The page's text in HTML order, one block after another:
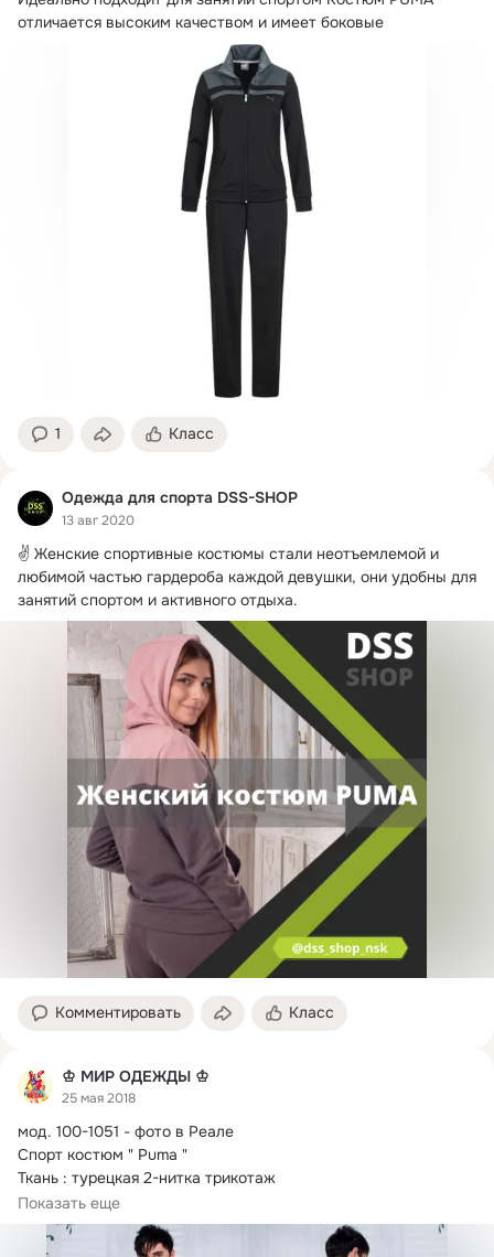
отличается высоким качеством и имеет боковые
1 Класс
Одежда для спорта DSS-SHOP
13 авг 2020
✌ Женские спортивные костюмы стали неотъемлемой и
любимой частью гардероба каждой девушки, они удобны для
занятий спортом и активного отдыха.
Комментировать Класс
♔ МИР ОДЕЖДЫ ♔
25 мая 2018
мод. 100-1051 - фото в Реале
Спорт костюм " Puma "
Ткань : турецкая 2-нитка трикотаж
Цвет комбинация : синий
Значки - ВЫШИВКА
Размер 4: 46, 48, 50, 52
Показать еще